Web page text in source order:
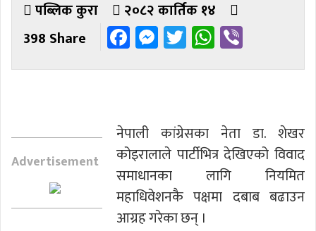
पब्लिक कुरा
२०८२ कार्तिक १४
398 Share
Facebook
Messenger
TwitterWhatsApp
Advertisement
नेपाली कांग्रेसका नेता डा. शेखर
कोइरालाले पार्टीभित्र देखिएको विवाद
समाधानका लागि नियमित
महाधिवेशनकै पक्षमा दबाब बढाउन
आग्रह गरेका छन् ।